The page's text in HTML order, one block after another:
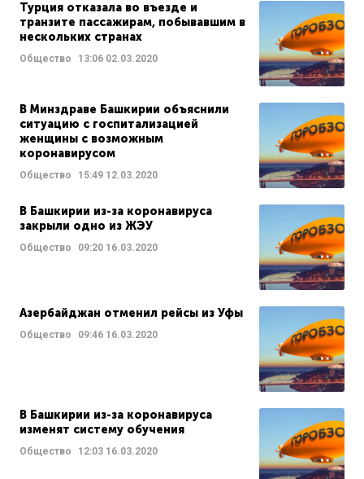
Турция отказала во въезде и
транзите пассажирам, побывавшим в
нескольких странах
Общество 13:06 02.03.2020
В Минздраве Башкирии объяснили
ситуацию с госпитализацией
женщины с возможным
коронавирусом
Общество 15:49 12.03.2020
В Башкирии из-за коронавируса
закрыли одно из ЖЭУ
Общество 09:20 16.03.2020
Азербайджан отменил рейсы из Уфы
Общество 09:46 16.03.2020
В Башкирии из-за коронавируса
изменят систему обучения
Общество 12:03 16.03.2020